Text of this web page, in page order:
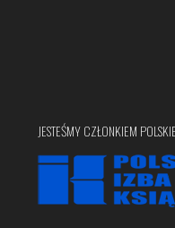
JESTEŚMY CZŁONKIEM